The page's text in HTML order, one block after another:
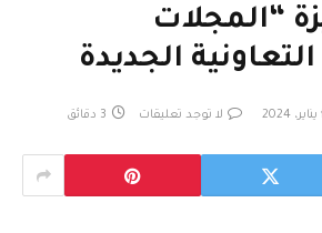
“المجلات
الجديدة
لا توجد تعليقات 3 دقائق